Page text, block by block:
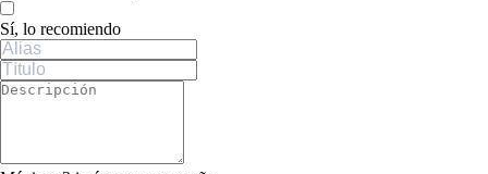
Sí, lo recomiendo